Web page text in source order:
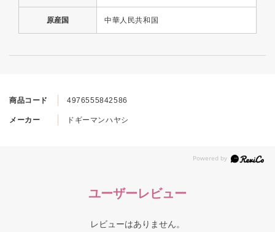
商品コード 4976555842586
メーカー ドギーマンハヤシ
原産国 中華人民共和国
ユーザーレビュー
レビューはありません。